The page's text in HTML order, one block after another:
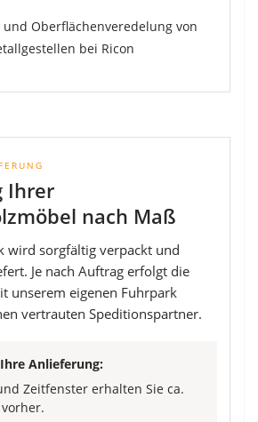
Ihrer
nach Maß
wird sorgfältig verpackt und
Je nach Auftrag erfolgt die
unserem eigenen Fuhrpark
vertrauten Speditionspartner.
Anlieferung:
Zeitfenster erhalten Sie ca.